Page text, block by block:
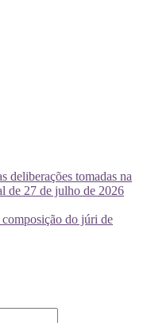
deliberações tomadas na
de 27 de julho de 2026
do júri de